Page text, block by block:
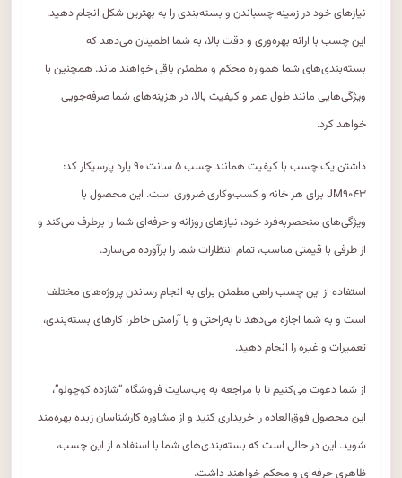
نیازهای خود در زمینه چسباندن و بسته‌بندی را به بهترین شکل انجام دهید.
این چسب با ارائه بهره‌وری و دقت بالا، به شما اطمینان می‌دهد که
بسته‌بندی‌های شما همواره محکم و مطمئن باقی خواهند ماند. همچنین با
ویژگی‌هایی مانند طول عمر و کیفیت بالا، در هزینه‌های شما صرفه‌جویی
خواهد کرد.
داشتن یک چسب با کیفیت همانند چسب ۵ سانت ۹۰ یارد پارسیکار کد:
JM۹۰۴۳ برای هر خانه و کسب‌وکاری ضروری است. این محصول با
ویژگی‌های منحصربه‌فرد خود، نیازهای روزانه و حرفه‌ای شما را برطرف می‌کند و
از طرفی با قیمتی مناسب، تمام انتظارات شما را برآورده می‌سازد.
استفاده از این چسب راهی مطمئن برای به انجام رساندن پروژه‌های مختلف
است و به شما اجازه می‌دهد تا به‌راحتی و با آرامش خاطر، کارهای بسته‌بندی،
تعمیرات و غیره را انجام دهید.
از شما دعوت می‌کنیم تا با مراجعه به وب‌سایت فروشگاه “شازده کوچولو”،
این محصول فوق‌العاده را خریداری کنید و از مشاوره کارشناسان زبده بهره‌مند
شوید. این در حالی است که بسته‌بندی‌های شما با استفاده از این چسب،
ظاهری حرفه‌ای و محکم خواهند داشت.